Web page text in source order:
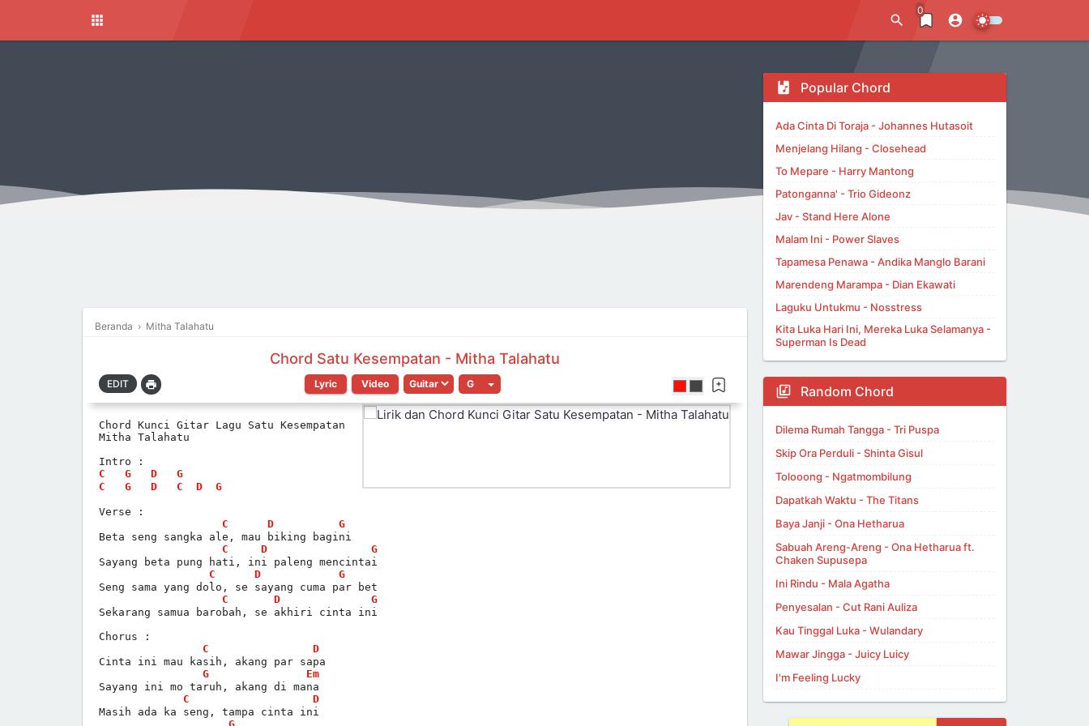
0
Beranda › Mitha Talahatu
Chord Satu Kesempatan - Mitha Talahatu
Lyric Video
Chord Kunci Gitar Lagu Satu Kesempatan
Mitha Talahatu
Intro :
C
G D
G
C
G D C D G
Verse :
C
D
G
Beta seng sangka ale, mau biking bagini
C
D
G
Sayang beta pung hati, ini paleng mencintai
C
D
G
Seng sama yang dolo, se sayang cuma par beta
C
D
G
Sekarang samua barobah, se akhiri cinta ini
Chorus :
C
D
Cinta ini mau kasih, akang par sapa
G
Em
Sayang ini mo taruh, akang di mana
C
D
Masih ada ka seng, tampa cinta ini
Popular Chord
Ada Cinta Di Toraja - Johannes Hutasoit
Menjelang Hilang - Closehead
To Mepare - Harry Mantong
Patonganna' - Trio Gideonz
Jav - Stand Here Alone
Malam Ini - Power Slaves
Tapamesa Penawa - Andika Manglo Barani
Marendeng Marampa - Dian Ekawati
Laguku Untukmu - Nosstress
Kita Luka Hari Ini, Mereka Luka Selamanya -
Superman Is Dead
Random Chord
Dilema Rumah Tangga - Tri Puspa
Skip Ora Perduli - Shinta Gisul
Tolooong - Ngatmombilung
Dapatkah Waktu - The Titans
Baya Janji - Ona Hetharua
Sabuah Areng-Areng - Ona Hetharua ft.
Chaken Supusepa
Ini Rindu - Mala Agatha
Penyesalan - Cut Rani Auliza
Kau Tinggal Luka - Wulandary
Mawar Jingga - Juicy Luicy
I'm Feeling Lucky